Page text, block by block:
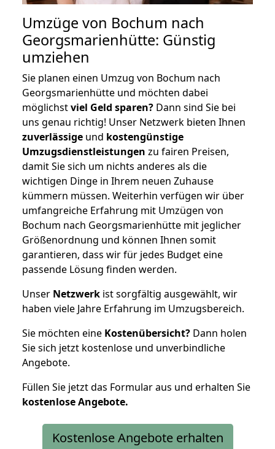
Umzüge von Bochum nach
Georgsmarienhütte: Günstig
umziehen
Sie planen einen Umzug von Bochum nach
Georgsmarienhütte und möchten dabei
möglichstviel Geld sparen? Dann sind Sie bei
uns genau richtig! Unser Netzwerk bieten Ihnen
zuverlässige und kostengünstige
Umzugsdienstleistungen zu fairen Preisen,
damit Sie sich um nichts anderes als die
wichtigen Dinge in Ihrem neuen Zuhause
kümmern müssen. Weiterhin verfügen wir über
umfangreiche Erfahrung mit Umzügen von
Bochum nach Georgsmarienhütte mit jeglicher
Größenordnung und können Ihnen somit
garantieren, dass wir für jedes Budget eine
passende Lösung finden werden.
Unser Netzwerk ist sorgfältig ausgewählt, wir
haben viele Jahre Erfahrung im Umzugsbereich.
Sie möchten eine Kostenübersicht? Dann holen
Sie sich jetzt kostenlose und unverbindliche
Angebote.
Füllen Sie jetzt das Formular aus und erhalten Sie
kostenloseAngebote.
Kostenlose Angebote erhalten